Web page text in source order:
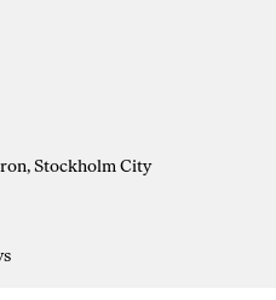
Stockholm City